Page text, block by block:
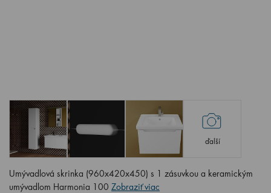
ďalší
Umývadlová skrinka (960x420x450) s 1 zásuvkou a keramickým
umývadlom Harmonia 100 Zobraziť viac